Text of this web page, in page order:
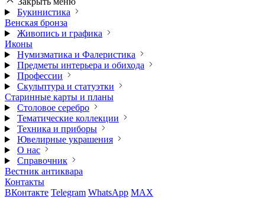
Букинистика
Венская бронза
Живопись и графика
Иконы
Нумизматика и Фалеристика
Предметы интерьера и обихода
Профессии
Скульптура и статуэтки
Старинные карты и планы
Столовое серебро
Тематические коллекции
Техника и приборы
Ювелирные украшения
О нас
Справочник
Вестник антиквара
Контакты
ВКонтакте Telegram WhatsApp MAX